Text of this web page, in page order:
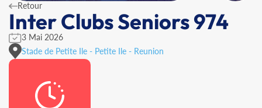
Retour
Inter Clubs Seniors 974
3 Mai 2026
Stade de Petite Ile - Petite Ile - Reunion